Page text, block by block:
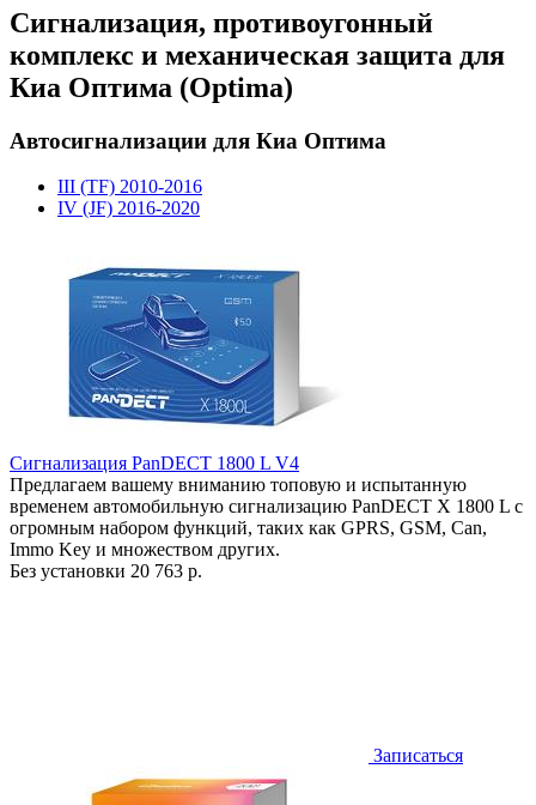
Сигнализация, противоугонный
комплекс и механическая защита для
Киа Оптима (Optima)
Автосигнализации для Киа Оптима
III (TF) 2010-2016
IV (JF) 2016-2020
Сигнализация PanDECT 1800 L V4
Предлагаем вашему вниманию топовую и испытанную
временем автомобильную сигнализацию PanDECT X 1800 L с
огромным набором функций, таких как GPRS, GSM, Can,
Immo Key и множеством других.
Без установки 20 763 р.
Записаться